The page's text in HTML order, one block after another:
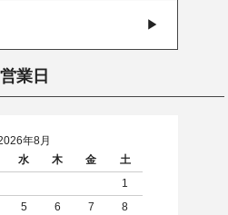
▶
営業日
年8月
水 木 金
土
1
5 6 7
8